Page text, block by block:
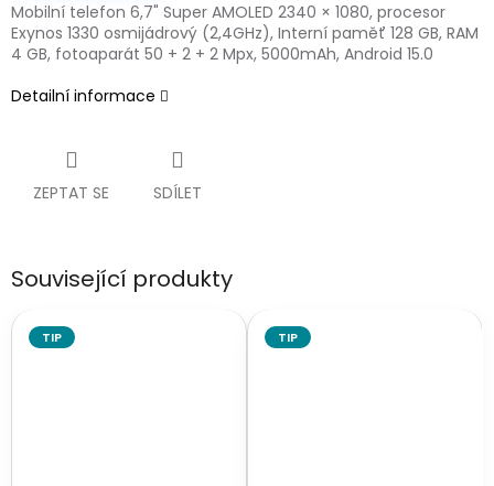
Mobilní telefon 6,7" Super AMOLED 2340 × 1080, procesor
Exynos 1330 osmijádrový (2,4GHz), Interní paměť 128 GB, RAM
4 GB, fotoaparát 50 + 2 + 2 Mpx, 5000mAh, Android 15.0
Detailní informace
ZEPTAT SE SDÍLET
Související produkty
TIP TIP